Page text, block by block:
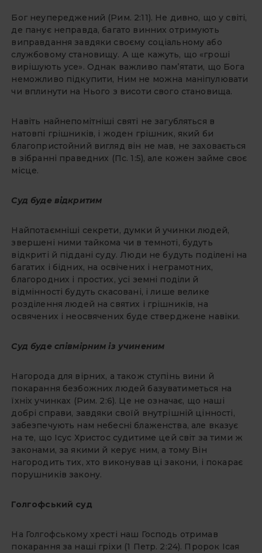
Бог неупереджений (Рим. 2:11). Не дивно, що у світі,
де панує неправда, багато винних отримують
виправдання завдяки своєму соціальному або
службовому становищу. А ще кажуть, що «гроші
вирішують усе». Однак важливо пам’ятати, що Бога
неможливо підкупити, Ним не можна маніпулювати
чи вплинути на Нього з висоти свого становища.
Навіть найнепомітніші святі не загубляться в
натовпі грішників, і жоден грішник, який би
благопристойний вигляд він не мав, не заховається
в зібранні праведних (Пс. 1:5), але кожен займе своє
місце.
Суд буде відкритим
Найпотаємніші секрети, думки й учинки людей,
звершені ними тайкома чи в темноті, будуть
відкриті й піддані суду. Люди не будуть поділені на
багатих і бідних, на освічених і неграмотних,
благородних і простих, усі земні поділи й
відмінності будуть скасовані, і лише велике
розділення людей на святих і грішників, на
освячених і неосвячених буде стверджене навіки.
Суд буде співмірним із учиненим
Нагорода для вірних, а також ступінь вини й
покарання безбожних людей базуватиметься на
їхніх учинках (Рим. 2:6). Це не означає, що наші
добрі справи, завдяки своїй внутрішній цінності,
забезпечують нам небесні блаженства, але вказує
на те, що Ісус Христос судитиме цей світ за тими ж
законами, за якими й керує ним, а тому Він
нагородить тих, хто виконував ці закони, і покарає
порушників закону.
Голгофський суд
На Голгофському хресті наш Господь отримав
покарання за наші гріхи (1 Петр. 2:24). Пророк Ісая